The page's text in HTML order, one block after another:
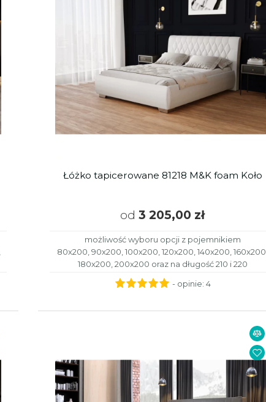
Łóżko tapicerowane 81218 M&K foam Koło
od 3 205,00 zł
możliwość wyboru opcji z pojemnikiem
80x200, 90x200, 100x200, 120x200, 140x200, 160x200,
180x200, 200x200 oraz na długość 210 i 220
- opinie: 4